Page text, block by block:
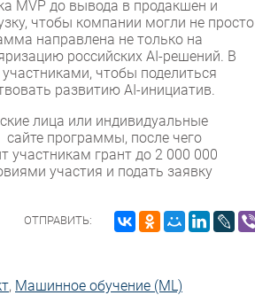
MVP до вывода в продакшен и
чтобы компании могли не просто
направлена не только на
российских AI-решений. В
чтобы поделиться
развитию AI-инициатив.
лица или индивидуальные
программы, после чего
участникам грант до 2 000 000
участия и подать заявку
ОТПРАВИТЬ:
, Машинное обучение (ML)